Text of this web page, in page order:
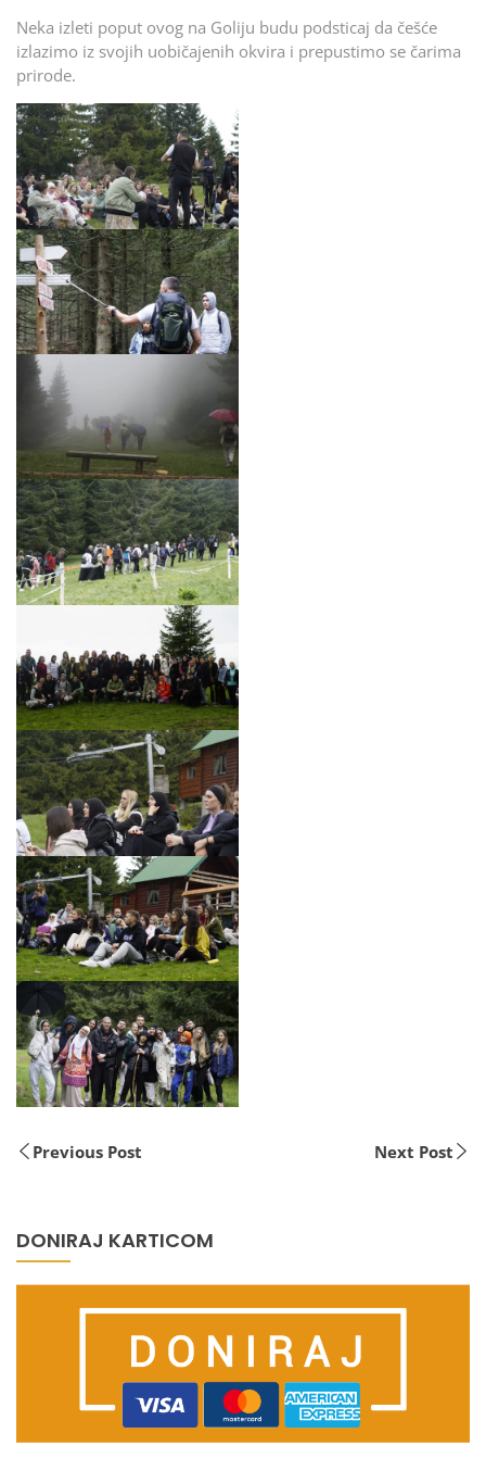
Neka izleti poput ovog na Goliju budu podsticaj da češće
izlazimo iz svojih uobičajenih okvira i prepustimo se čarima
prirode.
Previous Post Next Post
DONIRAJ KARTICOM